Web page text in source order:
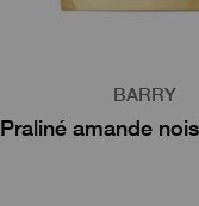
BARRY
Praliné amande